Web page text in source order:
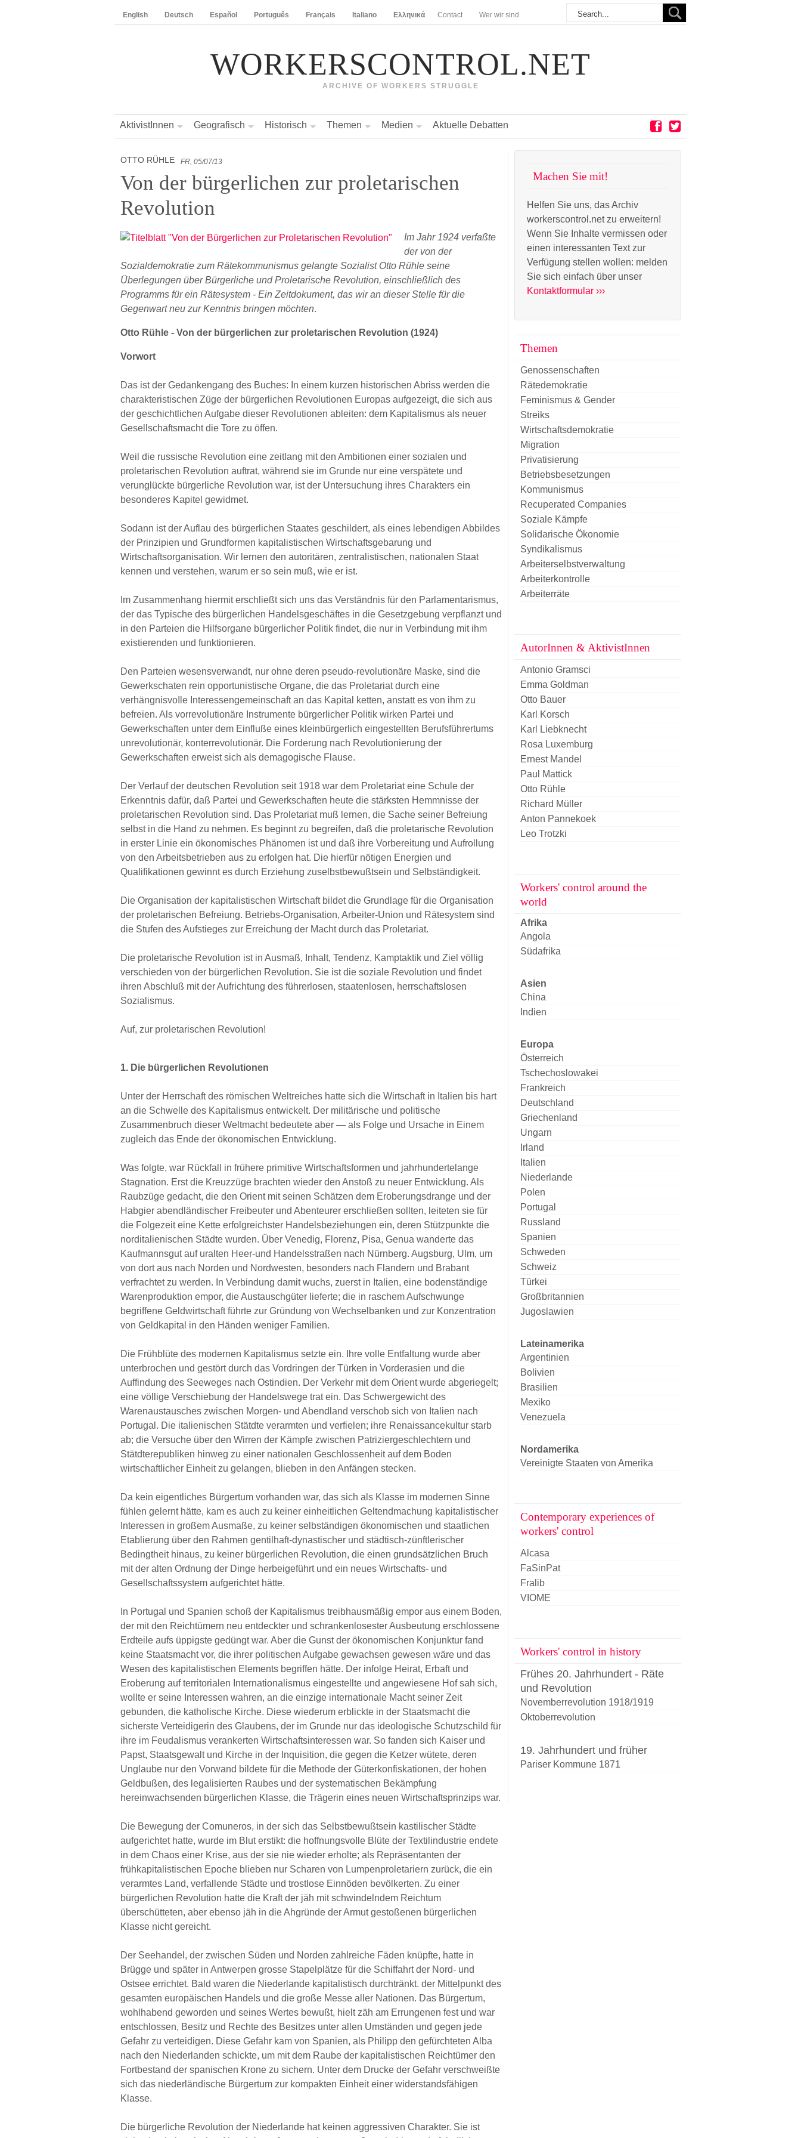
English Deutsch Español Português Français Italiano Ελληνικά Contact Wer wir sind
WORKERSCONTROL.NET
ARCHIVE OF WORKERS STRUGGLE
AktivistInnen Geografisch Historisch Themen Medien Aktuelle Debatten
OTTO RÜHLE FR, 05/07/13
Von der bürgerlichen zur proletarischen
Revolution
Im Jahr 1924 verfaßte
der von der
Sozialdemokratie zum Rätekommunismus gelangte Sozialist Otto Rühle seine
Überlegungen über Bürgerliche und Proletarische Revolution, einschließlich des
Programms für ein Rätesystem - Ein Zeitdokument, das wir an dieser Stelle für die
Gegenwart neu zur Kenntnis bringen möchten.
Otto Rühle - Von der bürgerlichen zur proletarischen Revolution (1924)
Vorwort
Das ist der Gedankengang des Buches: In einem kurzen historischen Abriss werden die
charakteristischen Züge der bürgerlichen Revolutionen Europas aufgezeigt, die sich aus
der geschichtlichen Aufgabe dieser Revolutionen ableiten: dem Kapitalismus als neuer
Gesellschaftsmacht die Tore zu öffen.
Weil die russische Revolution eine zeitlang mit den Ambitionen einer sozialen und
proletarischen Revolution auftrat, während sie im Grunde nur eine verspätete und
verunglückte bürgerliche Revolution war, ist der Untersuchung ihres Charakters ein
besonderes Kapitel gewidmet.
Sodann ist der Auflau des bürgerlichen Staates geschildert, als eines lebendigen Abbildes
der Prinzipien und Grundformen kapitalistischen Wirtschaftsgebarung und
Wirtschaftsorganisation. Wir lernen den autoritären, zentralistischen, nationalen Staat
kennen und verstehen, warum er so sein muß, wie er ist.
Im Zusammenhang hiermit erschließt sich uns das Verständnis für den Parlamentarismus,
der das Typische des bürgerlichen Handelsgeschäftes in die Gesetzgebung verpflanzt und
in den Parteien die Hilfsorgane bürgerIicher Politik findet, die nur in Verbindung mit ihm
existierenden und funktionieren.
Den Parteien wesensverwandt, nur ohne deren pseudo-revolutionäre Maske, sind die
Gewerkschaten rein opportunistische Organe, die das Proletariat durch eine
verhängnisvoIle Interessengemeinschaft an das Kapital ketten, anstatt es von ihm zu
befreien. Als vorrevolutionäre Instrumente bürgerlicher Politik wirken Partei und
Gewerkschaften unter dem Einfluße eines kleinbürgerlich eingestellten Berufsführertums
unrevolutionär, konterrevolutionär. Die Forderung nach Revolutionierung der
Gewerkschaften erweist sich als demagogische Flause.
Der Verlauf der deutschen Revolution seit 1918 war dem Proletariat eine Schule der
Erkenntnis dafür, daß Partei und Gewerkschaften heute die stärksten Hemmnisse der
proletarischen Revolution sind. Das Proletariat muß lernen, die Sache seiner Befreiung
selbst in die Hand zu nehmen. Es beginnt zu begreifen, daß die proletarische Revolution
in erster Linie ein ökonomisches Phänomen ist und daß ihre Vorbereitung und Aufrollung
von den Arbeitsbetrieben aus zu erfolgen hat. Die hierfür nötigen Energien und
Qualifikationen gewinnt es durch Erziehung zuselbstbewußtsein und Selbständigkeit.
Die Organisation der kapitalistischen Wirtschaft bildet die Grundlage für die Organisation
der proletarischen Befreiung. Betriebs-Organisation, Arbeiter-Union und Rätesystem sind
die Stufen des Aufstieges zur Erreichung der Macht durch das Proletariat.
Die proletarische Revolution ist in Ausmaß, Inhalt, Tendenz, Kamptaktik und Ziel völlig
verschieden von der bürgerlichen Revolution. Sie ist die soziale Revolution und findet
ihren Abschluß mit der Aufrichtung des führerlosen, staatenlosen, herrschaftslosen
Sozialismus.
Auf, zur proletarischen Revolution!
1. Die bürgerlichen Revolutionen
Unter der Herrschaft des römischen Weltreiches hatte sich die Wirtschaft in Italien bis hart
an die Schwelle des Kapitalismus entwickelt. Der militärische und politische
Zusammenbruch dieser Weltmacht bedeutete aber — als Folge und Ursache in Einem
zugleich das Ende der ökonomischen Entwicklung.
Was folgte, war Rückfall in frühere primitive Wirtschaftsformen und jahrhundertelange
Stagnation. Erst die Kreuzzüge brachten wieder den Anstoß zu neuer Entwicklung. Als
Raubzüge gedacht, die den Orient mit seinen Schätzen dem Eroberungsdrange und der
Habgier abendländischer Freibeuter und Abenteurer erschließen sollten, leiteten sie für
die Folgezeit eine Kette erfolgreichster Handelsbeziehungen ein, deren Stützpunkte die
norditalienischen Städte wurden. Über Venedig, Florenz, Pisa, Genua wanderte das
Kaufmannsgut auf uralten Heer-und Handelsstraßen nach Nürnberg. Augsburg, Ulm, um
von dort aus nach Norden und Nordwesten, besonders nach Flandern und Brabant
verfrachtet zu werden. In Verbindung damit wuchs, zuerst in Italien, eine bodenständige
Warenproduktion empor, die Austauschgüter lieferte; die in raschem Aufschwunge
begriffene Geldwirtschaft führte zur Gründung von Wechselbanken und zur Konzentration
von Geldkapital in den Händen weniger Familien.
Die Frühblüte des modernen Kapitalismus setzte ein. Ihre volle Entfaltung wurde aber
unterbrochen und gestört durch das Vordringen der Türken in Vorderasien und die
Auffindung des Seeweges nach Ostindien. Der Verkehr mit dem Orient wurde abgeriegelt;
eine völlige Verschiebung der Handelswege trat ein. Das Schwergewicht des
Warenaustausches zwischen Morgen- und Abendland verschob sich von Italien nach
Portugal. Die italienischen Stätdte verarmten und verfielen; ihre Renaissancekultur starb
ab; die Versuche über den Wirren der Kämpfe zwischen Patriziergeschlechtern und
StätdterepubIiken hinweg zu einer nationalen Geschlossenheit auf dem Boden
wirtschaftlicher Einheit zu gelangen, blieben in den Anfängen stecken.
Da kein eigentliches Bürgertum vorhanden war, das sich als Klasse im modernen Sinne
fühlen gelernt hätte, kam es auch zu keiner einheitlichen Geltendmachung kapitalistischer
Interessen in großem Ausmaße, zu keiner selbständigen ökonomischen und staatlichen
Etablierung über den Rahmen gentilhaft-dynastischer und städtisch-zünftlerischer
Bedingtheit hinaus, zu keiner bürgerlichen Revolution, die einen grundsätzlichen Bruch
mit der alten Ordnung der Dinge herbeigeführt und ein neues Wirtschafts- und
Gesellschaftssystem aufgerichtet hätte.
In Portugal und Spanien schoß der Kapitalismus treibhausmäßig empor aus einem Boden,
der mit den Reichtümern neu entdeckter und schrankenlosester Ausbeutung erschlossene
Erdteile aufs üppigste gedüngt war. Aber die Gunst der ökonomischen Konjunktur fand
keine Staatsmacht vor, die ihrer politischen Aufgabe gewachsen gewesen wäre und das
Wesen des kapitalistischen Elements begriffen hätte. Der infolge Heirat, Erbaft und
Eroberung auf territorialen Internationalismus eingestellte und angewiesene Hof sah sich,
wollte er seine Interessen wahren, an die einzige internationale Macht seiner Zeit
gebunden, die katholische Kirche. Diese wiederum erblickte in der Staatsmacht die
sicherste Verteidigerin des Glaubens, der im Grunde nur das ideologische Schutzschild für
ihre im Feudalismus verankerten Wirtschaftsinteressen war. So fanden sich Kaiser und
Papst, Staatsgewalt und Kirche in der Inquisition, die gegen die Ketzer wütete, deren
Unglaube nur den Vorwand bildete für die Methode der Güterkonfiskationen, der hohen
Geldbußen, des legalisierten Raubes und der systematischen Bekämpfung
hereinwachsenden bürgerIichen Klasse, die Trägerin eines neuen Wirtschaftsprinzips war.
Die Bewegung der Comuneros, in der sich das Selbstbewußtsein kastilischer Städte
aufgerichtet hatte, wurde im Blut erstikt: die hoffnungsvoIle Blüte der Textilindustrie endete
in dem Chaos einer Krise, aus der sie nie wieder erholte; als Repräsentanten der
frühkapitalistischen Epoche blieben nur Scharen von Lumpenproletariern zurück, die ein
verarmtes Land, verfallende Städte und trostlose Einnöden bevölkerten. Zu einer
bürgerlichen Revolution hatte die Kraft der jäh mit schwindelndem Reichtum
überschütteten, aber ebenso jäh in die Ahgründe der Armut gestoßenen bürgerlichen
Klasse nicht gereicht.
Der Seehandel, der zwischen Süden und Norden zahlreiche Fäden knüpfte, hatte in
Brügge und später in Antwerpen grosse Stapelplätze für die Schiffahrt der Nord- und
Ostsee errichtet. Bald waren die Niederlande kapitalistisch durchtränkt. der Mittelpunkt des
gesamten europäischen Handels und die große Messe aller Nationen. Das Bürgertum,
wohlhabend geworden und seines Wertes bewußt, hielt zäh am Errungenen fest und war
entschlossen, Besitz und Rechte des Besitzes unter allen Umständen und gegen jede
Gefahr zu verteidigen. Diese Gefahr kam von Spanien, als Philipp den gefürchteten Alba
nach den Niederlanden schickte, um mit dem Raube der kapitalistischen Reichtümer den
Fortbestand der spanischen Krone zu sichern. Unter dem Drucke der Gefahr verschweißte
sich das niederländische Bürgertum zur kompakten Einheit einer widerstandsfähigen
Klasse.
Die bürgerliche Revolution der Niederlande hat keinen aggressiven Charakter. Sie ist
Machen Sie mit!
Helfen Sie uns, das Archiv
workerscontrol.net zu erweitern!
Wenn Sie Inhalte vermissen oder
einen interessanten Text zur
Verfügung stellen wollen: melden
Sie sich einfach über unser
Kontaktformular ›››
Themen
Genossenschaften
Rätedemokratie
Feminismus & Gender
Streiks
Wirtschaftsdemokratie
Migration
Privatisierung
Betriebsbesetzungen
Kommunismus
Recuperated Companies
Soziale Kämpfe
Solidarische Ökonomie
Syndikalismus
Arbeiterselbstverwaltung
Arbeiterkontrolle
Arbeiterräte
AutorInnen & AktivistInnen
Antonio Gramsci
Emma Goldman
Otto Bauer
Karl Korsch
Karl Liebknecht
Rosa Luxemburg
Ernest Mandel
Paul Mattick
Otto Rühle
Richard Müller
Anton Pannekoek
Leo Trotzki
Workers' control around the
world
Afrika
Angola
Südafrika
Asien
China
Indien
Europa
Österreich
Tschechoslowakei
Frankreich
Deutschland
Griechenland
Ungarn
Irland
Italien
Niederlande
Polen
Portugal
Russland
Spanien
Schweden
Schweiz
Türkei
Großbritannien
Jugoslawien
Lateinamerika
Argentinien
Bolivien
Brasilien
Mexiko
Venezuela
Nordamerika
Vereinigte Staaten von Amerika
Contemporary experiences of
workers' control
Alcasa
FaSinPat
Fralib
VIOME
Workers' control in history
Frühes 20. Jahrhundert - Räte
und Revolution
Novemberrevolution 1918/1919
Oktoberrevolution
19. Jahrhundert und früher
Pariser Kommune 1871